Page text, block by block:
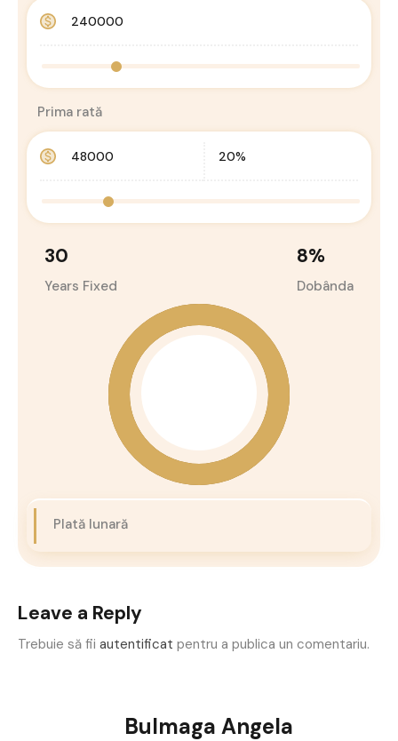
Prima rată
30
Years Fixed
8%
Dobânda
Plată lunară
Leave a Reply
Trebuie să fii autentificat pentru a publica un comentariu.
Bulmaga Angela